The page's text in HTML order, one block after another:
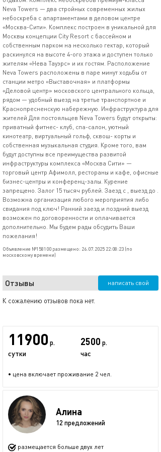
Neva Towers — два стройных современных жилых
небоскреба с апартаментами в деловом центре
«Москва-Сити». Комплекс построен в уникальной для
Москвы концепции City Resort с бассейном и
собственным парком на несколько гектар, который
раскинулся на высоте 4-ого этажа и доступен только
жителям «Нева Тауэрс» и их гостям. Расположение
Neva Towers расположены в паре минут ходьбы от
станции метро «Выставочная» и платформы
«Деловой центр» московского центрального кольца,
рядом — удобный выезд на третье транспортное и
Краснопресненскую набережную. Инфраструктура для
жителей Для постояльцев Neva Towers будут открыты:
приватный фитнес- клуб, спа-салон, уютный
кинотеатр, виртуальный гольф, сквош- корты и
собственная музыкальная студия. Кроме того, вам
будут доступны все преимущества развитой
инфраструктуры комплекса «Москва Сити» —
торговый центр Афимолл, рестораны и кафе, офисные
бизнес-центры и конференц-залы. Курение
запрещено. Залог 15 тысяч рублей. Заезд с , выезд до .
Возможна организация любого мероприятия либо
свидания под ключ! Ранний заезд и поздний выезд
возможен по договоренности и оплачивается
дополнительно. Мы будем рады обсудить Ваши
пожелания!
Объявление №158100 размещено: 26.07.2025 22:08:23 (по
московскому времени)
Отзывы написать свой
К сожалению отзывов пока нет.
11900 р.
сутки
2500 р.
час
• цена включает проживание 2 чел.
Алина
12 предложений
размещается больше двух лет